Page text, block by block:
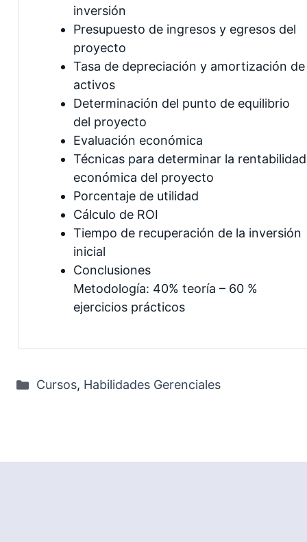
inversión
Presupuesto de ingresos y egresos del
proyecto
Tasa de depreciación y amortización de
activos
Determinación del punto de equilibrio
del proyecto
Evaluación económica
Técnicas para determinar la rentabilidad
económica del proyecto
Porcentaje de utilidad
Cálculo de ROI
Tiempo de recuperación de la inversión
inicial
Conclusiones
Metodología: 40% teoría – 60 %
ejercicios prácticos
Categorías
Cursos, Habilidades Gerenciales